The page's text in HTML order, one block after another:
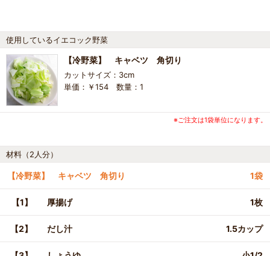
使用しているイエコック野菜
【冷野菜】 キャベツ 角切り
カットサイズ：3cm
単価：￥154 数量：1
※ご注文は1袋単位になります。
材料（2人分）
【冷野菜】 キャベツ 角切り 1袋
【1】 厚揚げ 1枚
【2】 だし汁 1.5カップ